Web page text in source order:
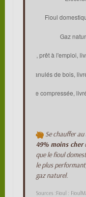
Se chauffer
49% moins cher
que le fioul
le plus
gaz naturel.
Sources :Fioul :